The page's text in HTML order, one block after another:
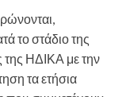
το στάδιο της
ΗΔΙΚΑ με την
τα ετήσια